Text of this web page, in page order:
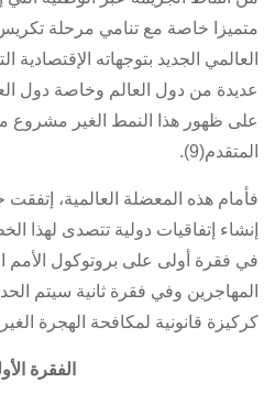
متميزا خاصة مع تنامي مرحلة
العالمي الجديد بتوجهاته
عديدة من دول العالم وخاصة دول
على ظهور هذا النمط الغير مشروع
المتقدم(9).
فأمام هذه المعضلة العالمية،
إنشاء إتفاقيات دولية تتصدى لهذا
في فقرة أولى على بروتوكول الأمم
المهاجرين وفي فقرة ثانية سيتم
كركيزة قانونية لمكافحة الهجرة الغير
الفقرة